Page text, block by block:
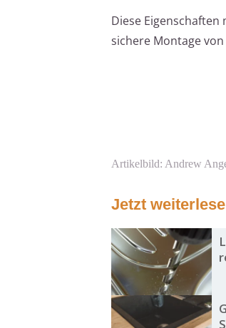
Diese
sichere Montage
Artikelbild: Andrew
Jetzt